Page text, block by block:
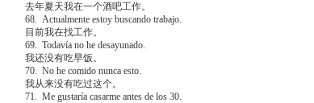
去年夏天我在一个酒吧工作。
68. Actualmente estoy buscando trabajo.
目前我在找工作。
69. Todavía no he desayunado.
我还没有吃早饭。
70. No he comido nunca esto.
我从来没有吃过这个。
71. Me gustaría casarme antes de los 30.